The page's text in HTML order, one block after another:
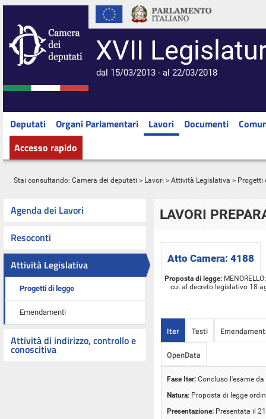
XVII
dal 15/03/2013 - al 22/03/2018
Deputati Organi Parlamentari Lavori Documenti
Accesso rapido
Stai consultando: Camera dei deputati > Lavori > Attività Legislativa > Progetti
Agenda dei Lavori
Resoconti
Attività Legislativa
Progetti di legge
Emendamenti
Attività di indirizzo, controllo e
conoscitiva
LAVORI
Atto Camera: 4188
Proposta di legge:
cui al decreto legislativo 18
Iter Testi
OpenData
Fase Iter: Concluso l'esame
Natura: Proposta di legge
Presentazione: Presentata il